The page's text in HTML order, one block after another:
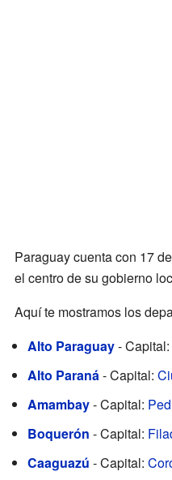
Paraguay cuenta con 17
el centro de su gobierno
Aquí te mostramos los
Alto Paraguay- Capital:
Alto Paraná- Capital:
Amambay- Capital:
Boquerón - Capital:
Caaguazú - Capital: